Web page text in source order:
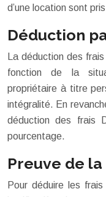
d’une location sont
Déduction
La déduction des
fonction de la
propriétaire à titre
intégralité. En
déduction des frais
pourcentage.
Preuve de
Pour déduire les